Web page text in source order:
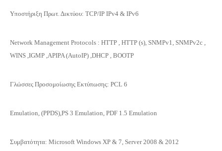
Υποστήριξη Πρωτ. Δικτύου: TCP/IP IPv4 & IPv6
Network Management Protocols : HTTP , HTTP (s), SNMPv1, SNMPv2c ,
WINS ,IGMP ,APIPA (AutoIP) ,DHCP , BOOTP
Γλώσσες Προσομοίωσης Εκτύπωσης: PCL 6
Emulation, (PPDS),PS 3 Emulation, PDF 1.5 Emulation
Συμβατότητα: Microsoft Windows XP & 7, Server 2008 & 2012